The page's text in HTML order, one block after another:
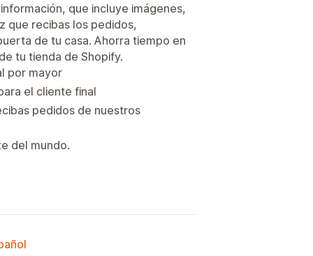
que incluye imágenes,
que recibas los pedidos,
de tu casa. Ahorra tiempo en
tu tienda de Shopify.
por mayor
el cliente final
pedidos de nuestros
del mundo.